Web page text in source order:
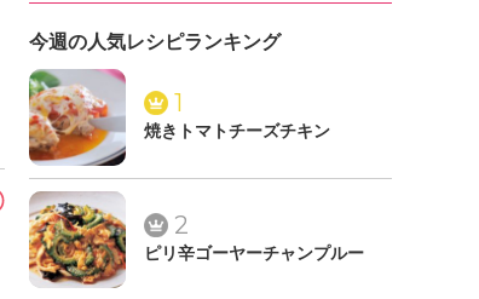
今週の人気レシピランキング
1
焼きトマトチーズチキン
2
ピリ辛ゴーヤーチャンプルー